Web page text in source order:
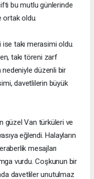
bu mutlu günlerinde
ortak oldu.
takı merasimi oldu.
takı töreni zarf
nedeniyle düzenli bir
davetlilerin büyük
güzel Van türküleri ve
eğlendi. Halayların
mesajları
vurdu. Coşkunun bir
davetliler unutulmaz